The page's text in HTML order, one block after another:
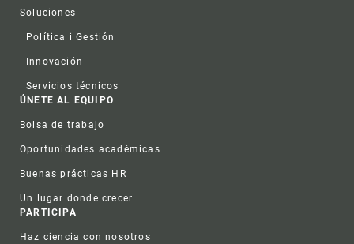
Soluciones
Política i Gestión
Innovación
Servicios técnicos
ÚNETE AL EQUIPO
Bolsa de trabajo
Oportunidades académicas
Buenas prácticas HR
Un lugar donde crecer
PARTICIPA
Haz ciencia con nosotros